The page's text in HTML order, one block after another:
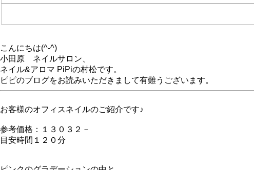
こんにちは(^-^)
小田原 ネイルサロン、
ネイル&アロマ PiPiの村松です。
ピピのブログをお読みいただきまして有難うございます。
お客様のオフィスネイルのご紹介です♪
参考価格：１３０３２－
目安時間１２０分